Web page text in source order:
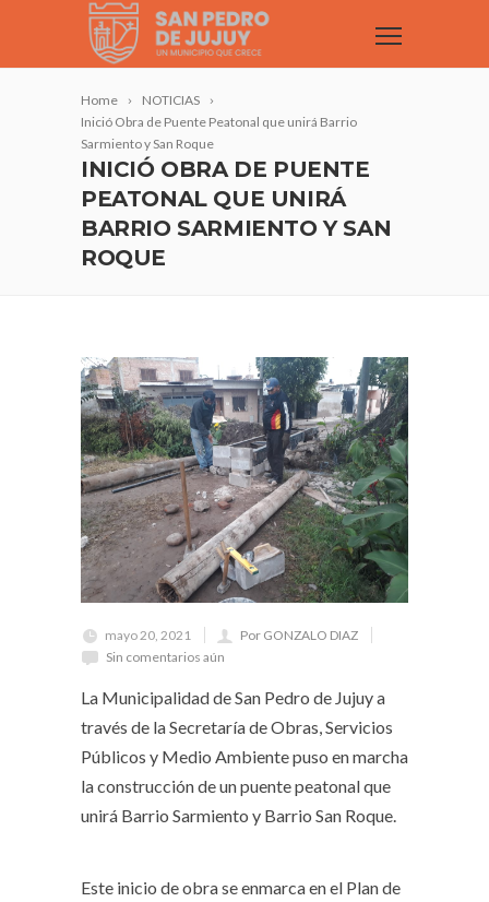
Home
NOTICIAS
Inició Obra de Puente Peatonal que unirá Barrio
Sarmiento y San Roque
INICIÓ OBRA DE PUENTE
PEATONAL QUE UNIRÁ
BARRIO SARMIENTO Y SAN
ROQUE
mayo 20, 2021
Por GONZALO DIAZ
Sin comentarios aún
La Municipalidad de San Pedro de Jujuy a
través de la Secretaría de Obras, Servicios
Públicos y Medio Ambiente puso en marcha
la construcción de un puente peatonal que
unirá Barrio Sarmiento y Barrio San Roque.
Este inicio de obra se enmarca en el Plan de